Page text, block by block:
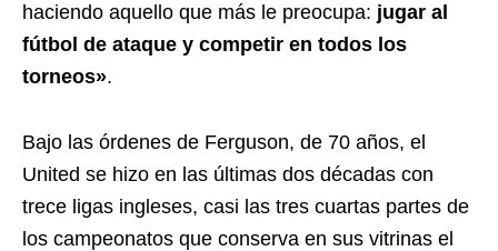
haciendo aquello que más le preocupa: jugar al
fútbol de ataque y competir en todos los
torneos».
Bajo las órdenes de Ferguson, de 70 años, el
United se hizo en las últimas dos décadas con
trece ligas ingleses, casi las tres cuartas partes de
los campeonatos que conserva en sus vitrinas el